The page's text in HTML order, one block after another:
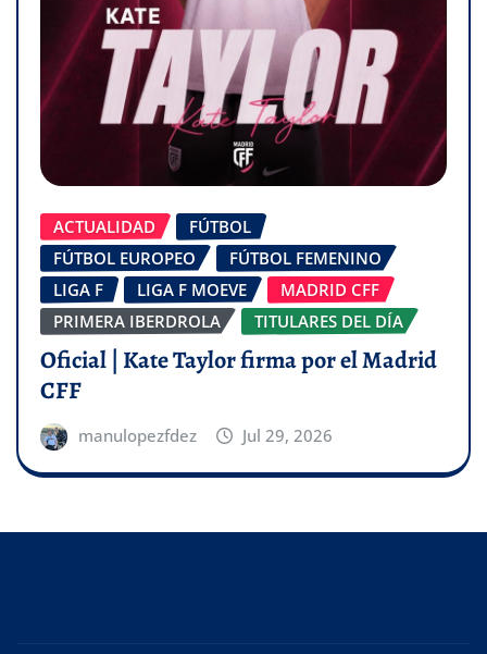
ACTUALIDAD
FÚTBOL
FÚTBOL EUROPEO
FÚTBOL FEMENINO
LIGA F
LIGA F MOEVE
MADRID CFF
PRIMERA IBERDROLA
TITULARES DEL DÍA
Oficial | Kate Taylor firma por el Madrid
CFF
manulopezfdez Jul 29, 2026